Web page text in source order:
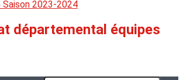
Saison 2023-2024
départemental équipes